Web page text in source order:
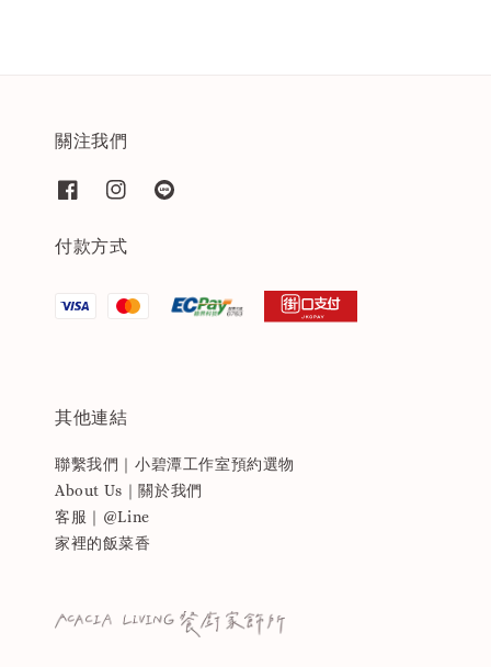
關注我們
付款方式
其他連結
聯繫我們｜小碧潭工作室預約選物
About Us｜關於我們
客服｜@Line
家裡的飯菜香